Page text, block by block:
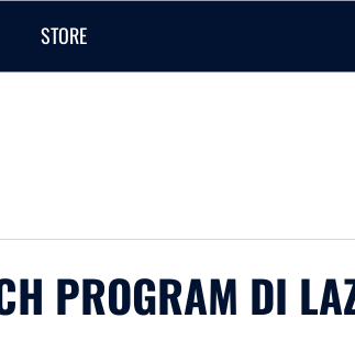
STORE
PROGRAM DI